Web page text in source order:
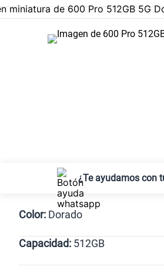
¿Te ayudamos con
Color: Dorado
Dorado
Capacidad: 512GB